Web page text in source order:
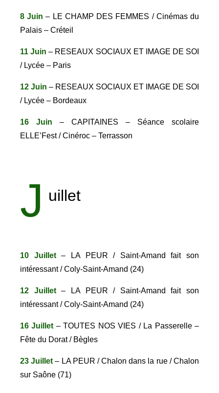
8 Juin – LE CHAMP DES FEMMES / Cinémas du
Palais – Créteil
11 Juin – RESEAUX SOCIAUX ET IMAGE DE SOI
/ Lycée – Paris
12 Juin – RESEAUX SOCIAUX ET IMAGE DE SOI
/ Lycée – Bordeaux
16 Juin – CAPITAINES – Séance scolaire
ELLE’Fest / Cinéroc – Terrasson
J uillet
10 Juillet– LA PEUR / Saint-Amand fait son
intéressant / Coly-Saint-Amand (24)
12 Juillet– LA PEUR / Saint-Amand fait son
intéressant / Coly-Saint-Amand (24)
16 Juillet– TOUTES NOS VIES / La Passerelle –
Fête du Dorat / Bègles
23 Juillet– LA PEUR / Chalon dans la rue / Chalon
sur Saône (71)